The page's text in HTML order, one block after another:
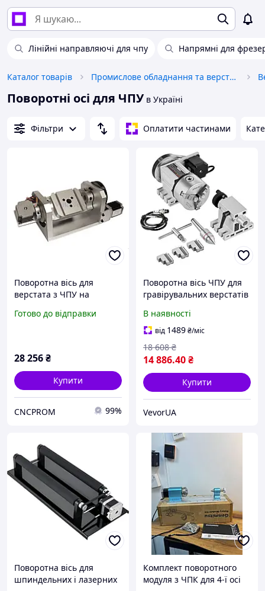
Лінійні направляючі для чпу Напрямні для
Каталог товарів Промислове обладнання та верстати
Поворотні осі для ЧПУ в Україні
Фільтри Оплатити частинами
Поворотна вісь для
верстата з ЧПУ на
патрона, редукція 4 - тая
Готово до відправки
28 256₴
Купити
CNCPROM 99%
Поворотна вісь ЧПУ для
гравірувальних верстатів
кроковим двигуном NEMA
23 VEVOR
В наявності
від 1489₴/міс
14 886.40₴
18 608 ₴
Купити
VevorUA
Поворотна вісь для
шпиндельних і лазерних
Комплект поворотного
модуля з ЧПК для 4-ї осі